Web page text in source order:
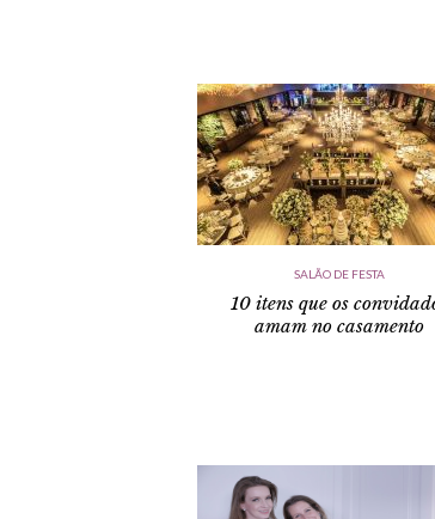
SALÃO DE FESTA
10 itens que os
amam no casamento